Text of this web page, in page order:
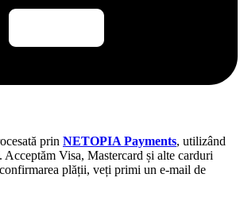
prin NETOPIA Payments, utilizând
Acceptăm Visa, Mastercard și alte carduri
plății, veți primi un e-mail de